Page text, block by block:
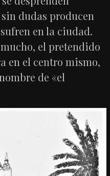
dudas producen
en la ciudad.
el pretendido
en el centro mismo,
de «el